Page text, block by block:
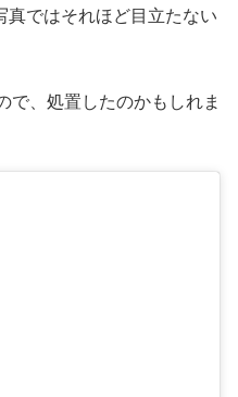
ではそれほど目立たない
で、処置したのかもしれま